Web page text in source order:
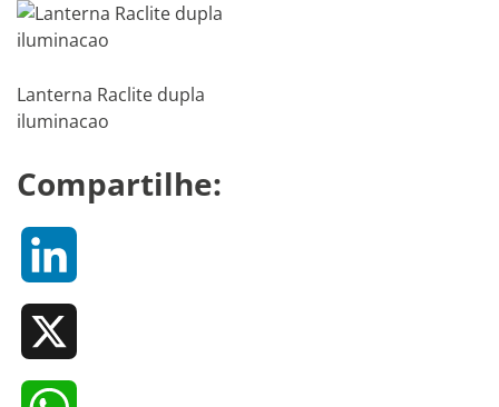
Lanterna Raclite dupla
iluminacao
Compartilhe: